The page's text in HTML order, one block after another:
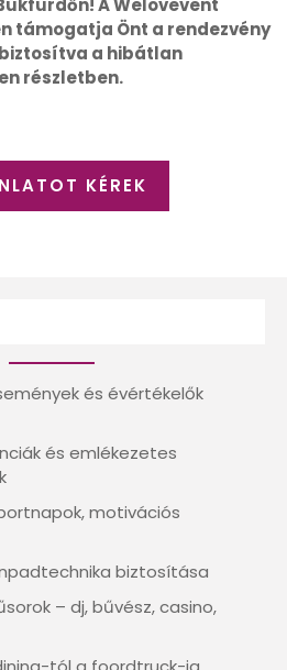
támogatja Önt a rendezvény
a hibátlan
részletben.
KÉREK
és évértékelők
és emlékezetes
motivációs
biztosítása
– dj, bűvész, casino,